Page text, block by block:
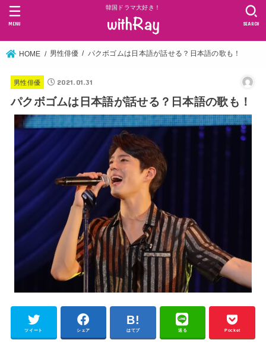
韓国ドラマ大好き！
SEARCH
MENU
HOME 男性俳優 パクボゴムは日本語が話せる？日本語の歌も！
男性俳優 2021.01.31
パクボゴムは日本語が話せる？日本語の歌も！
ツイート シェア はてブ 送る Pocket